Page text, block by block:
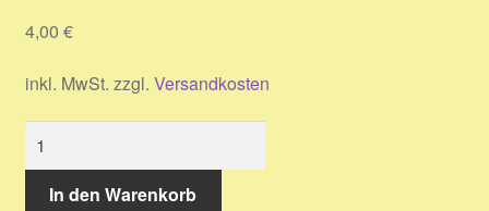
Warenkorb
Widerrufsbelehrung
Kontakt
4,00 €
inkl. MwSt. zzgl. Versandkosten
Menge
In den Warenkorb